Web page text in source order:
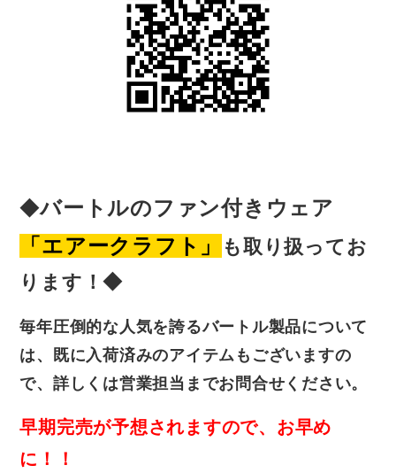
◆バートルのファン付きウェア
「エアークラフト」
も取り扱ってお
ります！◆
毎年圧倒的な人気を誇るバートル製品について
は、既に入荷済みのアイテムもございますの
で、 詳しくは営業担当までお問合せください。
早期完売が予想されますので、お早め
に！！